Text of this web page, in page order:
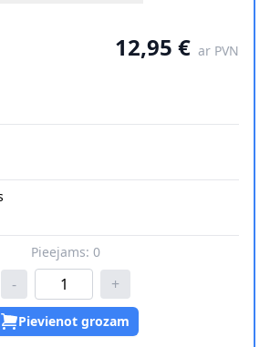
12,95 € ar PVN
Pieejams: 0
- +
Pievienot grozam